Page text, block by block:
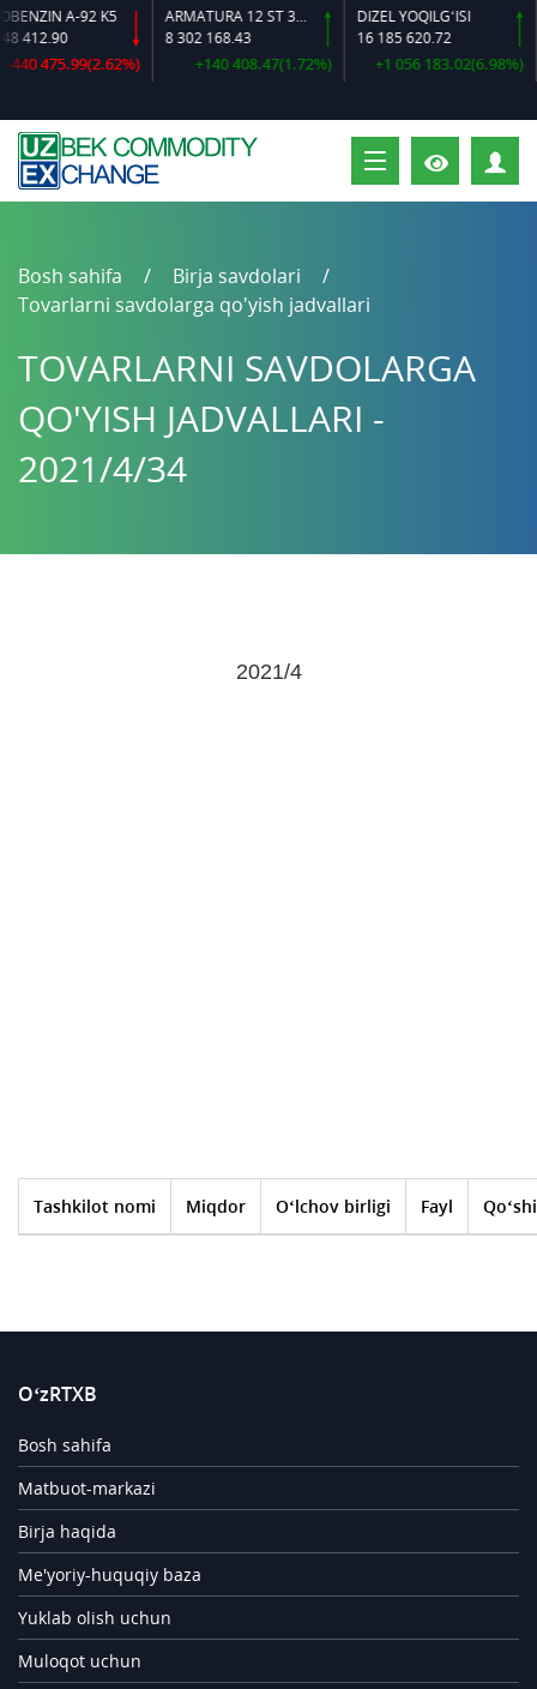
A-92 K5
475.99(2.62%)
ARMATURA 12 ST 35 GS O‘LCHAMLI
8 302 168.43
+140 408.47(1.72%)
DIZEL YOQILG‘ISI
16 185 620.72
+1 056 183.02(6.98%)
Bosh sahifa
Birja savdolari
Tovarlarni savdolarga qo'yish jadvallari
TOVARLARNI SAVDOLARGA
QO'YISH JADVALLARI -
2021/4/34
2021/4
Tashkilot nomi Miqdor O‘lchov birligi Fayl
O‘zRTXB
Bosh sahifa
Matbuot-markazi
Birja haqida
Me'yoriy-huquqiy baza
Yuklab olish uchun
Muloqot uchun